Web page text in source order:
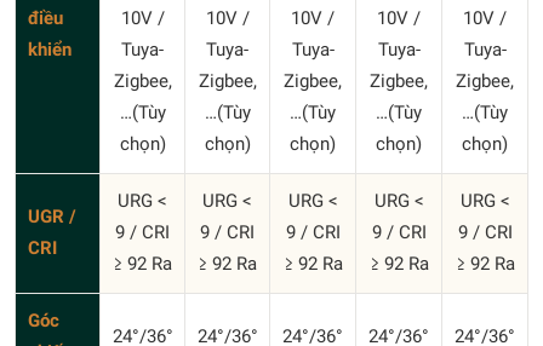
điều
khiển
10V /
Tuya-
Zigbee,
…(Tùy
chọn)
10V /
Tuya-
Zigbee,
…(Tùy
chọn)
10V /
Tuya-
Zigbee,
…(Tùy
chọn)
10V /
Tuya-
Zigbee,
…(Tùy
chọn)
10V /
Tuya-
Zigbee,
…(Tùy
chọn)
UGR /
CRI
URG <
9 / CRI
≥ 92 Ra
URG <
9 / CRI
≥ 92 Ra
URG <
9 / CRI
≥ 92 Ra
URG <
9 / CRI
≥ 92 Ra
URG <
9 / CRI
≥ 92 Ra
Góc
24°/36° 24°/36° 24°/36° 24°/36° 24°/36°